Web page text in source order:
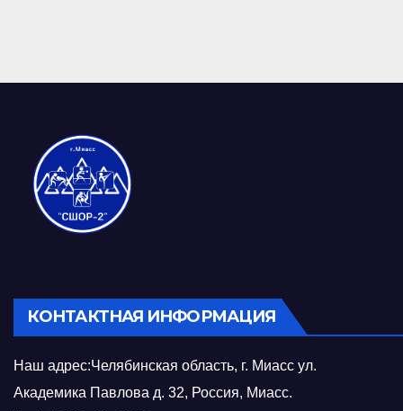
КОНТАКТНАЯ ИНФОРМАЦИЯ
Наш адрес:Челябинская область, г. Миасс ул.
Академика Павлова д. 32, Россия, Миасс.